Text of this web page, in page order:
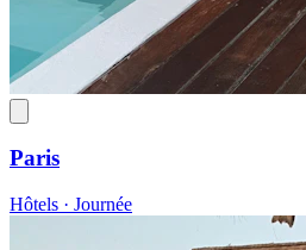
Paris
Hôtels · Journée